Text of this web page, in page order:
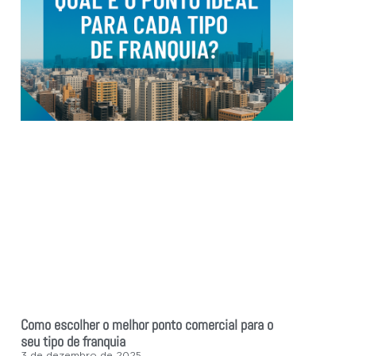
Como escolher o melhor ponto comercial para o
seu tipo de franquia